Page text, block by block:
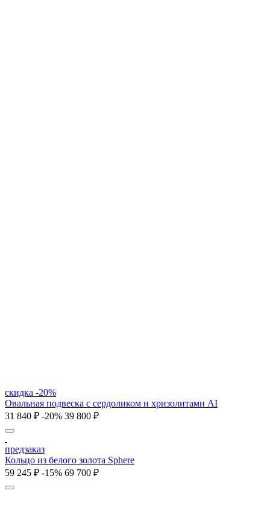
скидка -20%
Овальная подвеска с сердоликом и хризолитами AI
31 840 ₽ -20% 39 800 ₽
предзаказ
Кольцо из белого золота Sphere
59 245 ₽ -15% 69 700 ₽